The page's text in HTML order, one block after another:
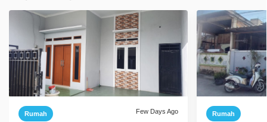
Rumah Few Days Ago Rumah